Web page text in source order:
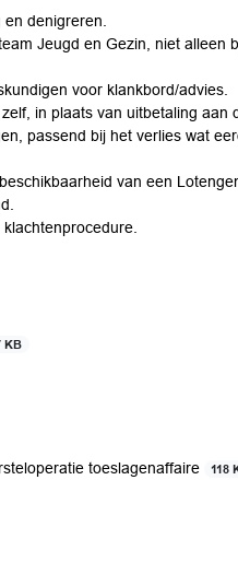
denigreren.
Jeugd en Gezin, niet alleen
voor klankbord/advies.
in plaats van uitbetaling aan
passend bij het verlies wat
van een
KB
toeslagenaffaire 118